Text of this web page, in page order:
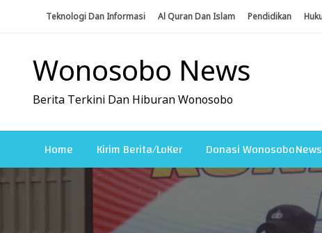
Teknologi Dan Informasi Al Quran Dan Islam Pendidikan
Wonosobo News
Berita Terkini Dan Hiburan Wonosobo
Home Kirim Berita/LoKer Donasi WonosoboNews